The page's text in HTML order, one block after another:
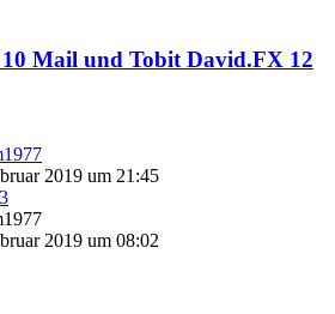
Mail und Tobit David.FX 12
2019 um 21:45
2019 um 08:02